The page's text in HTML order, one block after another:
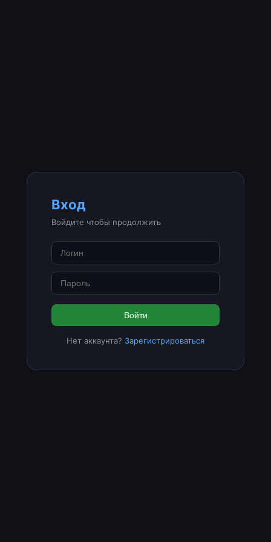
Вход
Войдите чтобы продолжить
Войти
Нет аккаунта? Зарегистрироваться